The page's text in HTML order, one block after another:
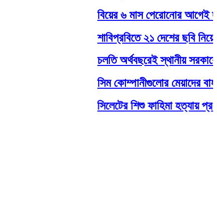
বিয়ের ৬ মাস পেরোনোর আগেই
শাবিপ্রবিতে ২১ দেশের ছবি
চলতি অর্থবছরেই স্থানীয়
সিম কোম্পানীগুলোর মেয়াদের
সিলেটের শিশু ফাহিমা হত্যায়